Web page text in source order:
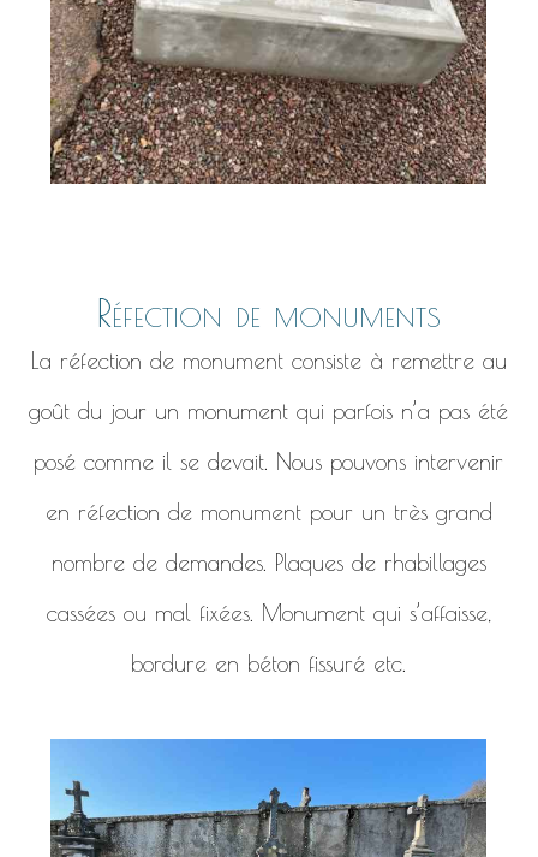
Réfection de monuments
La réfection de monument consiste à remettre au
goût du jour un monument qui parfois n’a pas été
posé comme il se devait. Nous pouvons intervenir
en réfection de monument pour un très grand
nombre de demandes. Plaques de rhabillages
cassées ou mal fixées. Monument qui s’affaisse,
bordure en béton fissuré etc.